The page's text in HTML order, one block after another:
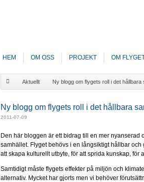
HEM OM OSS PROJEKT OM
Aktuellt Ny blogg om flygets roll i det hållbara
Ny blogg om flygets roll i det hållbara
2011-07-09
Den här bloggen är ett bidrag till en mer
samhället. Flyget behövs i en långsiktigt hållbar
att skapa kulturellt utbyte, för att sprida kunskap,
Samtidigt måste flygets effekter på miljön och
alternativ. Mycket har gjorts men vi behöver